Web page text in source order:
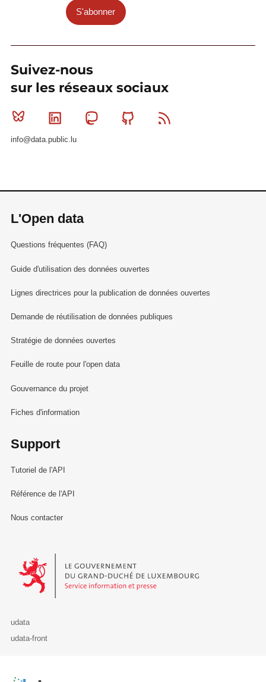
S'abonner
Suivez-nous
sur les réseaux sociaux
Bluesky Linkedin MastodonGithub
info@data.public.lu
L'Open data
Questions fréquentes (FAQ)
Guide d'utilisation des données ouvertes
Lignes directrices pour la publication de données ouvertes
Demande de réutilisation de données publiques
Stratégie de données ouvertes
Feuille de route pour l'open data
Gouvernance du projet
Fiches d'information
Support
Tutoriel de l'API
Référence de l'API
Nous contacter
Le Gouvernement du Grand-Duché de Luxembourg - Service
udata
udata-front